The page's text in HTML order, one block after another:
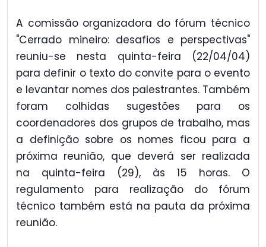
A comissão organizadora do fórum técnico
"Cerrado mineiro: desafios e perspectivas"
reuniu-se nesta quinta-feira (22/04/04)
para definir o texto do convite para o evento
e levantar nomes dos palestrantes. Também
foram colhidas sugestões para os
coordenadores dos grupos de trabalho, mas
a definição sobre os nomes ficou para a
próxima reunião, que deverá ser realizada
na quinta-feira (29), às 15 horas. O
regulamento para realização do fórum
técnico também está na pauta da próxima
reunião.